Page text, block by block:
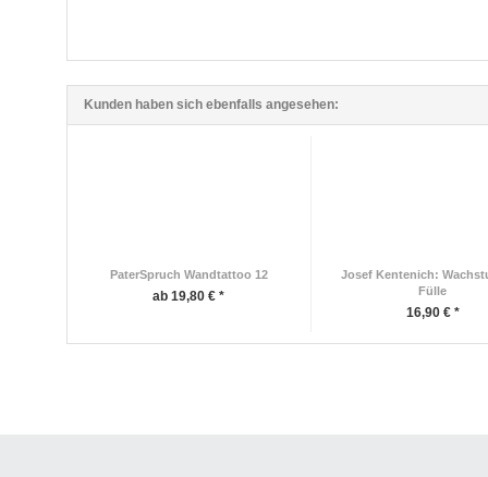
Kunden haben sich ebenfalls angesehen:
PaterSpruch Wandtattoo 12
ab 19,80 € *
Josef Kentenich:
Fülle
16,90 € *